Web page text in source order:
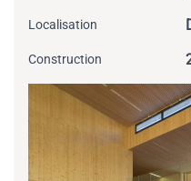
Localisation
Construction